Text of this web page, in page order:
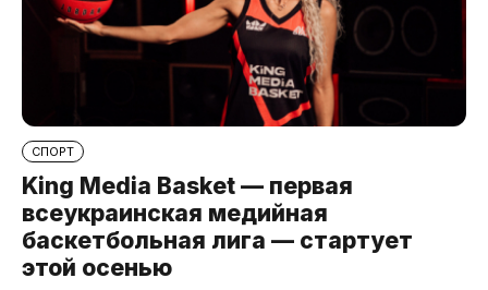
СПОРТ
King Media Basket — первая
всеукраинская медийная
баскетбольная лига — стартует
этой осенью